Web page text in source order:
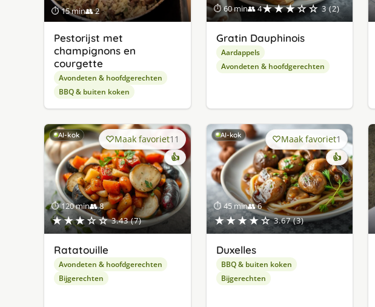
⏱ 15 min👥 2
Pestorijst met
champignons en
courgette
Avondeten & hoofdgerechten
BBQ & buiten koken
⏱ 60 min👥 4★★★☆☆ 3 (2)
Gratin Dauphinois
Aardappels
Avondeten & hoofdgerechten
AI-kok
⏱ 120 min👥 8
★★★☆☆ 3.43 (7)
Maak favoriet11
👍
Ratatouille
Avondeten & hoofdgerechten
Bijgerechten
AI-kok
⏱ 45 min👥 6
★★★★☆ 3.67 (3)
Maak favoriet1
👍
Duxelles
BBQ & buiten koken
Bijgerechten